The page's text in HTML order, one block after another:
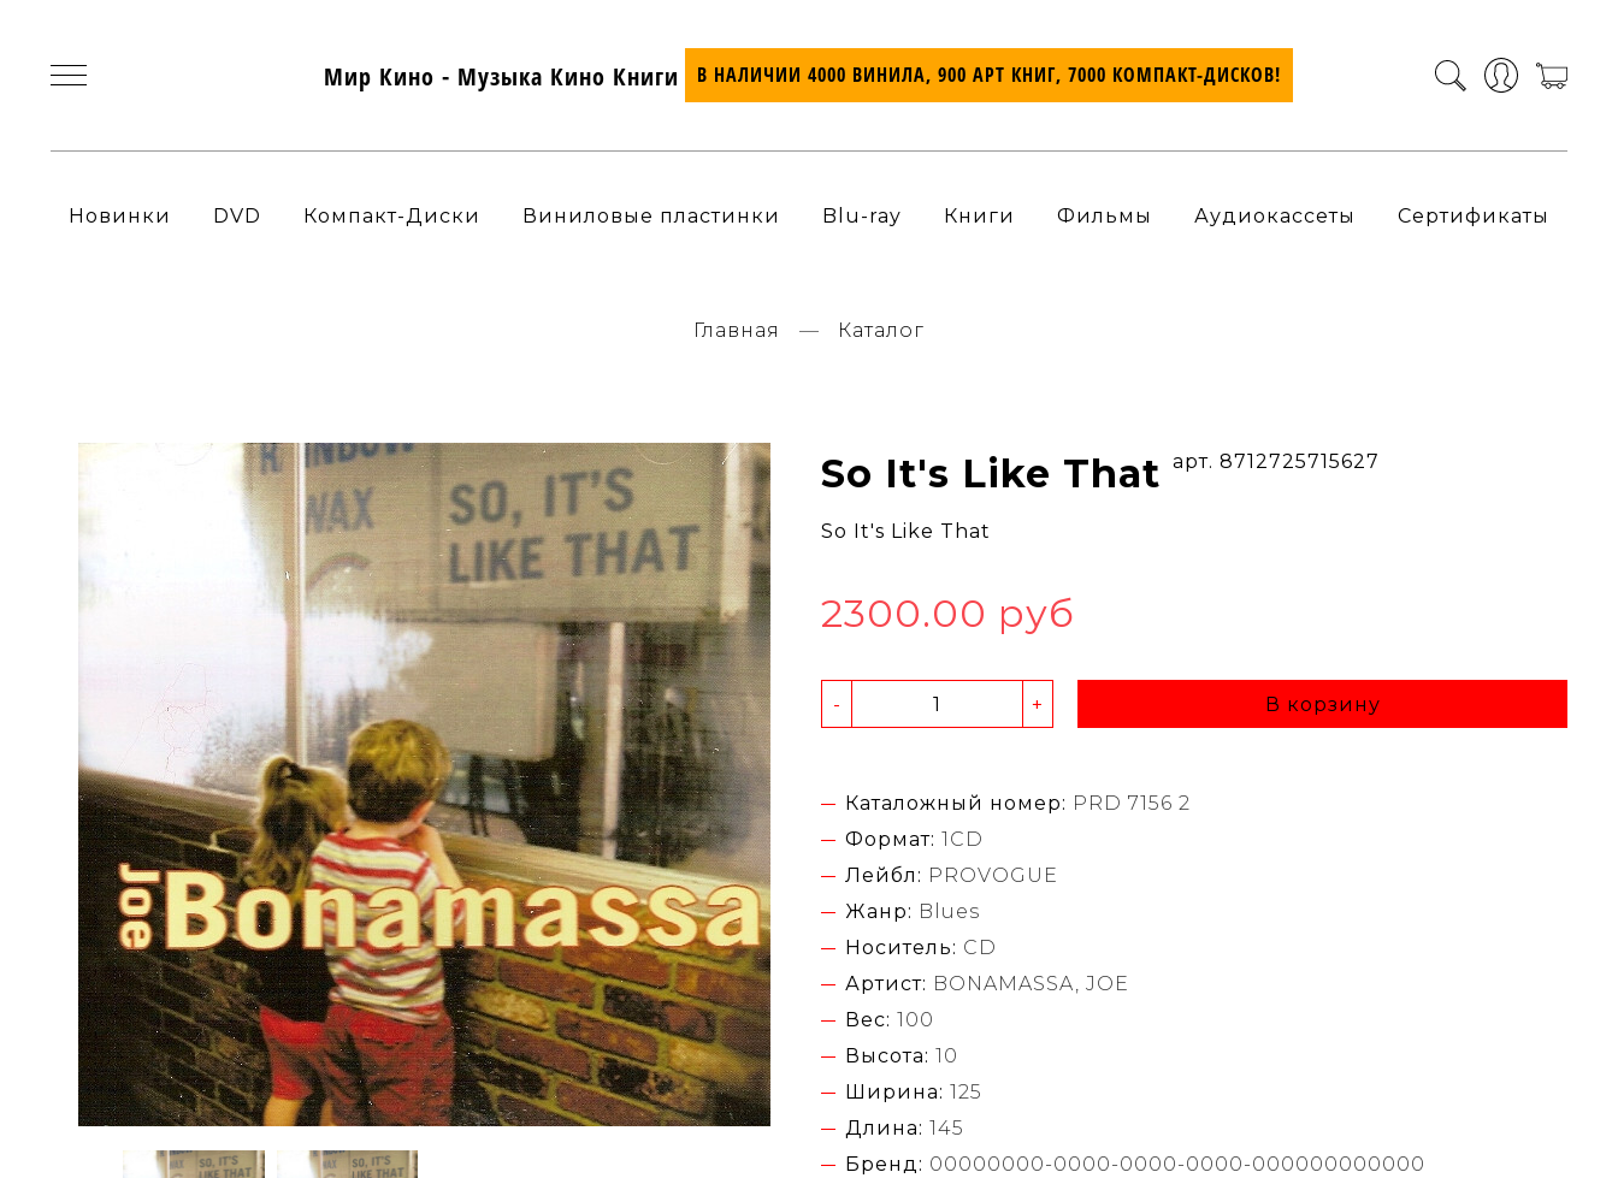
Мир Кино - Музыка Кино Книги В НАЛИЧИИ 4000 ВИНИЛА, 900 АРТ КНИГ, 7000 КОМПАКТ-ДИСКОВ!
Новинки DVD Компакт-Диски Виниловые пластинки Blu-ray Книги Фильмы Аудиокассеты Сертификаты
Главная Каталог
So It's Like That арт. 8712725715627
So It's Like That
2300.00 руб
- + В корзину
Каталожный номер: PRD 7156 2
Формат: 1CD
Лейбл: PROVOGUE
Жанр: Blues
Носитель: CD
Артист: BONAMASSA, JOE
Вес: 100
Высота: 10
Ширина: 125
Длина: 145
Бренд: 00000000-0000-0000-0000-000000000000